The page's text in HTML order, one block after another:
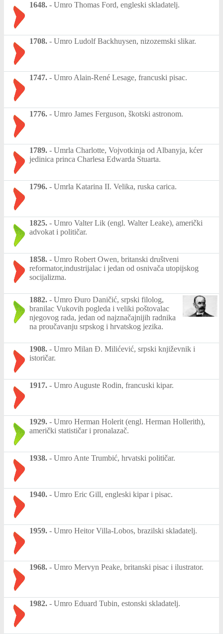
1648. - Umro Thomas Ford, engleski skladatelj.
1708. - Umro Ludolf Backhuysen, nizozemski slikar.
1747. - Umro Alain-René Lesage, francuski pisac.
1776. - Umro James Ferguson, škotski astronom.
1789. - Umrla Charlotte, Vojvotkinja od Albanyja, kćer
jedinica princa Charlesa Edwarda Stuarta.
1796. - Umrla Katarina II. Velika, ruska carica.
1825. - Umro Valter Lik (engl. Walter Leake), američki
advokat i političar.
1858. - Umro Robert Owen, britanski društveni
reformator,industrijalac i jedan od osnivača utopijskog
socijalizma.
1882. - Umro Đuro Daničić, srpski filolog,
branilac Vukovih pogleda i veliki poštovalac
njegovog rada, jedan od najznačajnijih radnika
na proučavanju srpskog i hrvatskog jezika.
1908. - Umro Milan Đ. Milićević, srpski književnik i
istoričar.
1917. - Umro Auguste Rodin, francuski kipar.
1929. - Umro Herman Holerit (engl. Herman Hollerith),
američki statističar i pronalazač.
1938. - Umro Ante Trumbić, hrvatski političar.
1940. - Umro Eric Gill, engleski kipar i pisac.
1959. - Umro Heitor Villa-Lobos, brazilski skladatelj.
1968. - Umro Mervyn Peake, britanski pisac i ilustrator.
1982. - Umro Eduard Tubin, estonski skladatelj.